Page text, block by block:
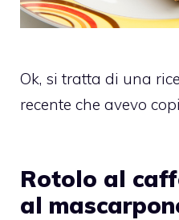
Ok, si tratta di una
recente che avevo
Rotolo al
al